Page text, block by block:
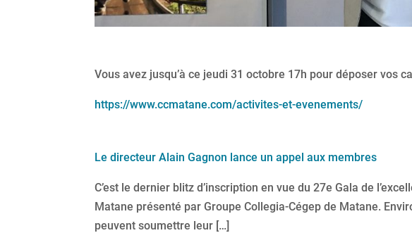
Vous avez jusqu’à ce jeudi 31 octobre 17h pour déposer vos
https://www.ccmatane.com/activites-et-evenements/
Le directeur Alain Gagnon lance un appel aux membres
C’est le dernier blitz d’inscription en vue du 27e Gala de
Matane présenté par Groupe Collegia-Cégep de Matane.
peuvent soumettre leur […]